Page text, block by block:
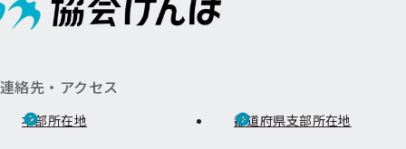
連絡先・アクセス
本部所在地 都道府県支部所在地